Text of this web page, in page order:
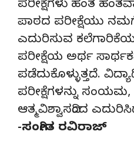
ಪರೀಕ್ಷೆಗಳು ಹಂತ
ಪಾಠದ ಪರೀಕ್ಷೆಯು
ಎದುರಿಸುವ
ಪರೀಕ್ಷೆಯ ಅರ್ಥ
ಪಡೆದುಕೊಳ್ಳುತ್ತದೆ.
ಪರೀಕ್ಷೆಗಳನ್ನು
ಆತ್ಮವಿಶ್ವಾಸದಿಂದ
-ಸಂಗೀತ ರವಿರಾಜ್